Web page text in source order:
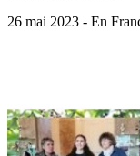
26 mai 2023 - En